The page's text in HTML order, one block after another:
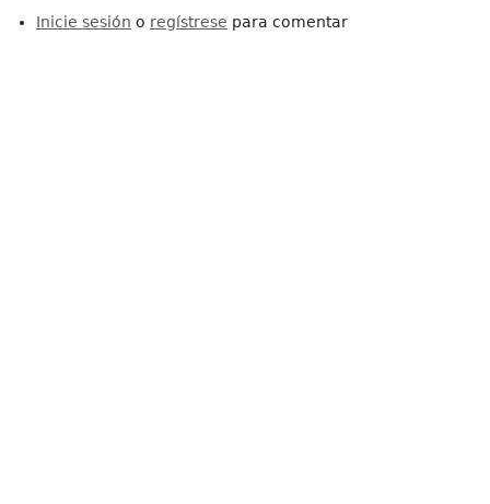
Inicie sesión o regístrese para comentar